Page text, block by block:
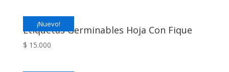
¡Nuevo!
Etiquetas Germinables Hoja Con Fique
$ 15.000